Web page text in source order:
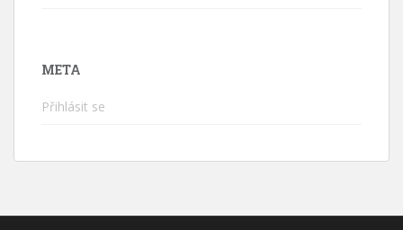
META
Přihlásit se